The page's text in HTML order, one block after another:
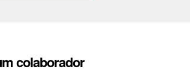
colaborador